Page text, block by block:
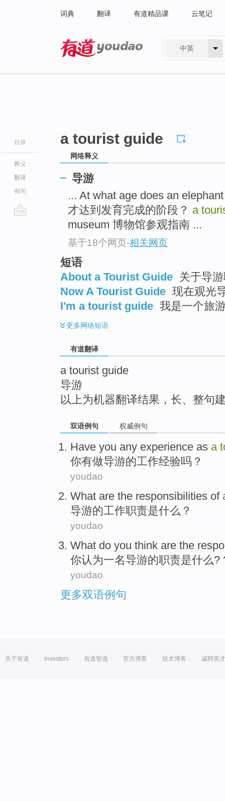
词典 翻译 有道精品课 云笔记
中英
目录
释义
翻译
例句
a tourist guide
网络释义
导游
... At what age does an
才达到发育完成的阶段？ a
museum 博物馆参观指南 ...
基于18个网页-相关网页
短语
About a Tourist Guide 关于导
Now A Tourist Guide 现在观光
I'm a tourist guide 我是一个旅
更多网络短语
有道翻译
a tourist guide
导游
以上为机器翻译结果，长、整句
双语例句 权威例句
Have you any experience as a
你有做导游的工作经验吗？
youdao
What are the responsibilities of
导游的工作职责是什么 ？
youdao
What do you think are the
你认为一名导游的职责是什么?
youdao
更多双语例句
关于有道 Investors 有道智选 官方博客 技术博客 诚聘英才